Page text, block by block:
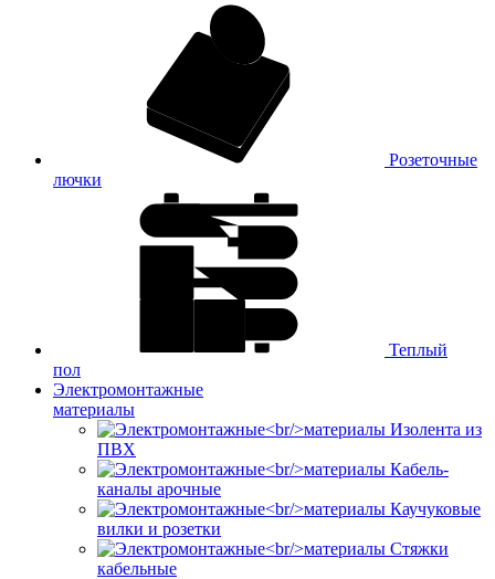
Розеточные
лючки
Теплый
пол
Электромонтажные
материалы
Изолента из
ПВХ
Кабель-
каналы арочные
Каучуковые
вилки и розетки
Стяжки
кабельные